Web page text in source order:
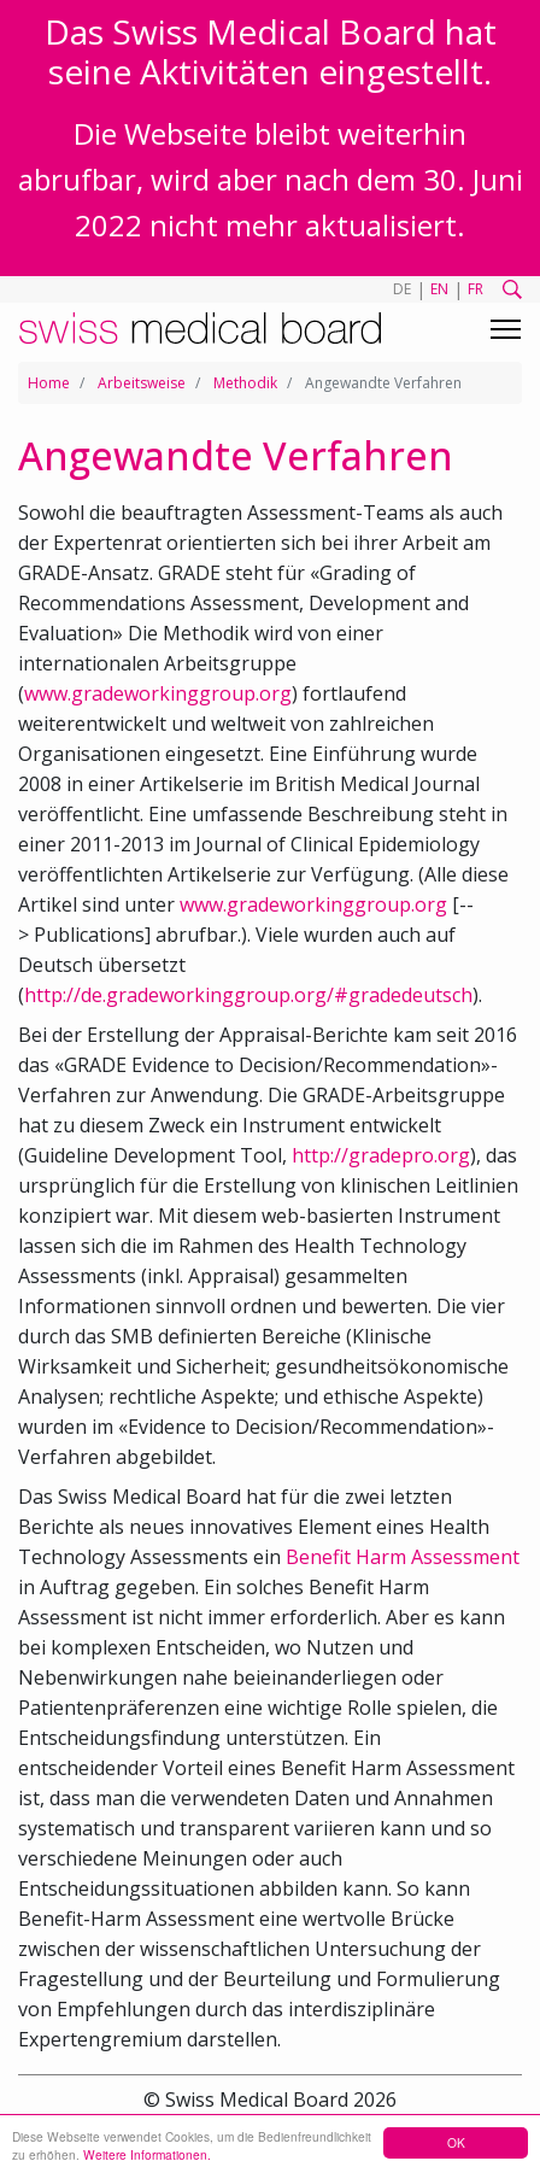
OK
Diese Webseite verwendet Cookies, um die Bedienfreundlichkeit
zu erhöhen. Weitere Informationen.
Das Swiss Medical Board hat
seine Aktivitäten eingestellt.
Die Webseite bleibt weiterhin
abrufbar, wird aber nach dem 30. Juni
2022 nicht mehr aktualisiert.
DE | EN | FR
Home Arbeitsweise Methodik Angewandte Verfahren
Angewandte Verfahren
Sowohl die beauftragten Assessment-Teams als auch
der Expertenrat orientierten sich bei ihrer Arbeit am
GRADE-Ansatz. GRADE steht für «Grading of
Recommendations Assessment, Development and
Evaluation» Die Methodik wird von einer
internationalen Arbeitsgruppe
(www.gradeworkinggroup.org) fortlaufend
weiterentwickelt und weltweit von zahlreichen
Organisationen eingesetzt. Eine Einführung wurde
2008 in einer Artikelserie im British Medical Journal
veröffentlicht. Eine umfassende Beschreibung steht in
einer 2011-2013 im Journal of Clinical Epidemiology
veröffentlichten Artikelserie zur Verfügung. (Alle diese
Artikel sind unterwww.gradeworkinggroup.org [--
> Publications] abrufbar.). Viele wurden auch auf
Deutsch übersetzt
(http://de.gradeworkinggroup.org/#gradedeutsch).
Bei der Erstellung der Appraisal-Berichte kam seit 2016
das «GRADE Evidence to Decision/Recommendation»-
Verfahren zur Anwendung. Die GRADE-Arbeitsgruppe
hat zu diesem Zweck ein Instrument entwickelt
(Guideline Development Tool, http://gradepro.org), das
ursprünglich für die Erstellung von klinischen Leitlinien
konzipiert war. Mit diesem web-basierten Instrument
lassen sich die im Rahmen des Health Technology
Assessments (inkl. Appraisal) gesammelten
Informationen sinnvoll ordnen und bewerten. Die vier
durch das SMB definierten Bereiche (Klinische
Wirksamkeit und Sicherheit; gesundheitsökonomische
Analysen; rechtliche Aspekte; und ethische Aspekte)
wurden im «Evidence to Decision/Recommendation»-
Verfahren abgebildet.
Das Swiss Medical Board hat für die zwei letzten
Berichte als neues innovatives Element eines Health
Technology Assessments ein Benefit Harm Assessment
in Auftrag gegeben. Ein solches Benefit Harm
Assessment ist nicht immer erforderlich. Aber es kann
bei komplexen Entscheiden, wo Nutzen und
Nebenwirkungen nahe beieinanderliegen oder
Patientenpräferenzen eine wichtige Rolle spielen, die
Entscheidungsfindung unterstützen. Ein
entscheidender Vorteil eines Benefit Harm Assessment
ist, dass man die verwendeten Daten und Annahmen
systematisch und transparent variieren kann und so
verschiedene Meinungen oder auch
Entscheidungssituationen abbilden kann. So kann
Benefit-Harm Assessment eine wertvolle Brücke
zwischen der wissenschaftlichen Untersuchung der
Fragestellung und der Beurteilung und Formulierung
von Empfehlungen durch das interdisziplinäre
Expertengremium darstellen.
© Swiss Medical Board 2026
Sitemap
Kontakt Impressum